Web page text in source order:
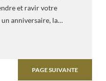
et ravir votre
anniversaire, la…
PAGE SUIVANTE